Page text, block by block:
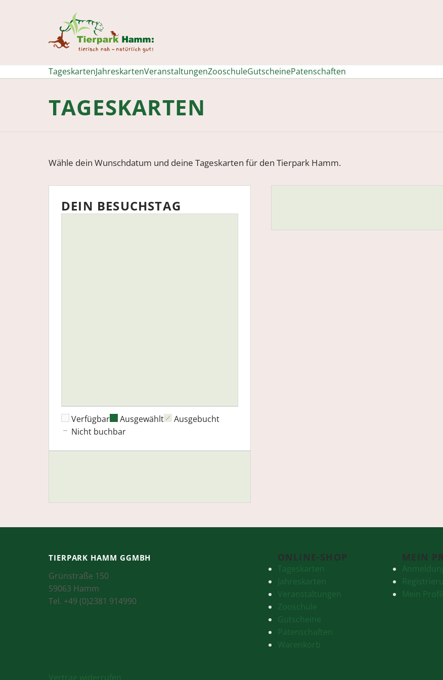
Tierpark Hamm
TageskartenJahreskartenVeranstaltungenZooschuleGutscheinePatenschaften
TAGESKARTEN
Wähle dein Wunschdatum und deine Tageskarten für den Tierpark Hamm.
DEIN BESUCHSTAG
Verfügbar Ausgewählt
Ausgebucht
Nicht buchbar
TIERPARK HAMM GGMBH
Grünstraße 150
59063 Hamm
Tel. +49 (0)2381 914990
ONLINE-SHOP
Tageskarten
Jahreskarten
Veranstaltungen
Zooschule
Gutscheine
Patenschaften
Warenkorb
MEIN
Mein Profil
Vertrag widerrufen